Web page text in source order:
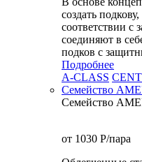
создать
соответствии с
cоединяют в
подков с
Подробнее
A-CLASS
Семейство
Семейство
от 1030 P/пара